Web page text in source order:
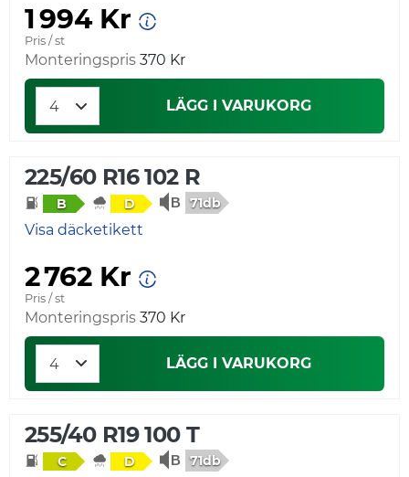
1 994 Kr
Pris / st
Monteringspris 370 Kr
LÄGG I VARUKORG
225/60 R16 102 R
B D 71db
Visa däcketikett
2 762 Kr
Pris / st
Monteringspris 370 Kr
LÄGG I VARUKORG
255/40 R19 100 T
C D 71db